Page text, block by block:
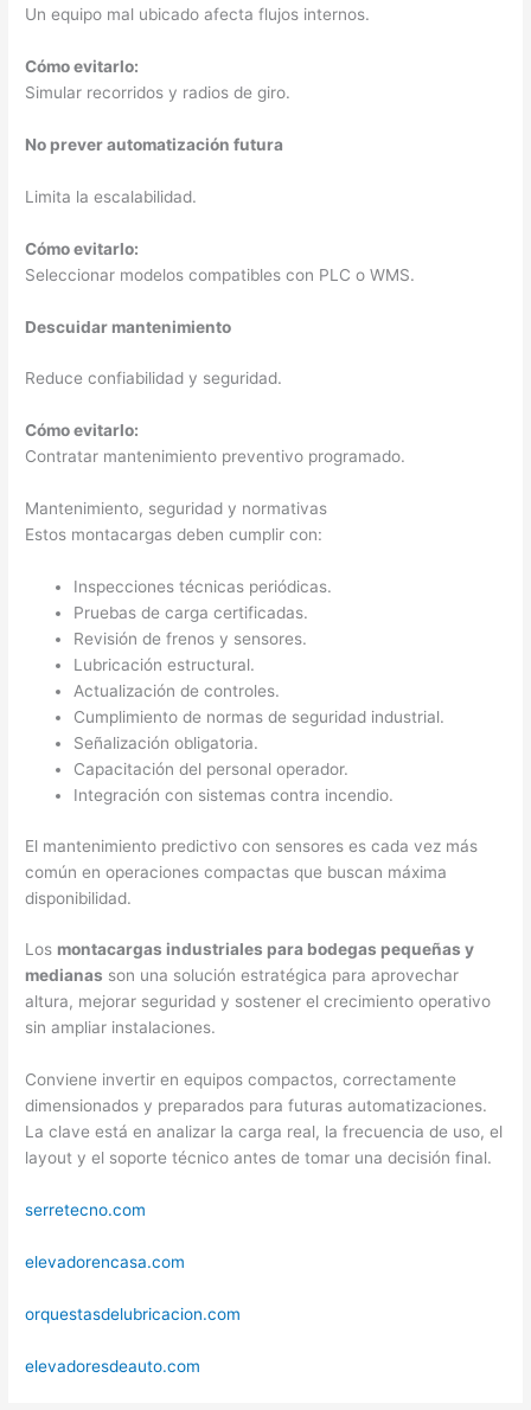
Un equipo mal ubicado afecta flujos internos.
Cómo evitarlo:
Simular recorridos y radios de giro.
No prever automatización futura
Limita la escalabilidad.
Cómo evitarlo:
Seleccionar modelos compatibles con PLC o WMS.
Descuidar mantenimiento
Reduce confiabilidad y seguridad.
Cómo evitarlo:
Contratar mantenimiento preventivo programado.
Mantenimiento, seguridad y normativas
Estos montacargas deben cumplir con:
Inspecciones técnicas periódicas.
Pruebas de carga certificadas.
Revisión de frenos y sensores.
Lubricación estructural.
Actualización de controles.
Cumplimiento de normas de seguridad industrial.
Señalización obligatoria.
Capacitación del personal operador.
Integración con sistemas contra incendio.
El mantenimiento predictivo con sensores es cada vez más
común en operaciones compactas que buscan máxima
disponibilidad.
Los montacargas industriales para bodegas pequeñas y
medianas son una solución estratégica para aprovechar
altura, mejorar seguridad y sostener el crecimiento operativo
sin ampliar instalaciones.
Conviene invertir en equipos compactos, correctamente
dimensionados y preparados para futuras automatizaciones.
La clave está en analizar la carga real, la frecuencia de uso, el
layout y el soporte técnico antes de tomar una decisión final.
serretecno.com
elevadorencasa.com
orquestasdelubricacion.com
elevadoresdeauto.com